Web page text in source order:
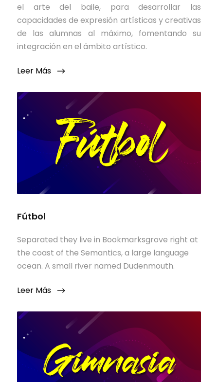
el arte del baile, para desarrollar las
capacidades de expresión artísticas y creativas
de las alumnas al máximo, fomentando su
integración en el ámbito artístico.
Leer Más
Fútbol
Separated they live in Bookmarksgrove right at
the coast of the Semantics, a large language
ocean. A small river named Dudenmouth.
Leer Más